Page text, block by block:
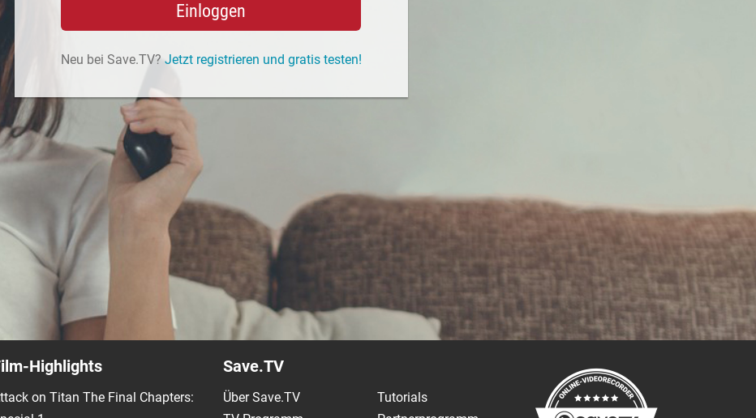
Einloggen
Neu bei Save.TV? Jetzt registrieren und gratis testen!
Highlights
on Titan The Final Chapters:
Save.TV
Über Save.TV
Tutorials